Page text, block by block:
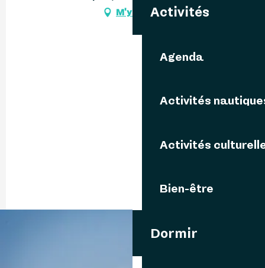
Activités
Agenda
Activités
Activités
Bien-être
Dormir
M'y rendre
06 81 21 03▒▒